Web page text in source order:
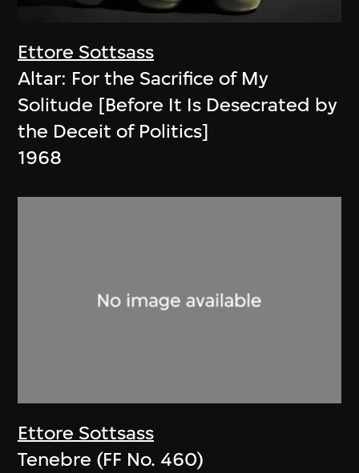
Ettore Sottsass
Altar: For the Sacrifice of My
Solitude [Before It Is Desecrated by
the Deceit of Politics]
1968
Ettore Sottsass
Tenebre (FF No. 460)